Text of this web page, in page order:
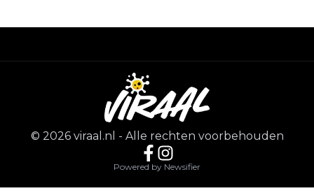
© 2026 viraal.nl - Alle rechten voorbehouden
Powered by Newsifier